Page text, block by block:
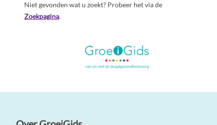
Niet gevonden wat u zoekt? Probeer het via de
Zoekpagina.